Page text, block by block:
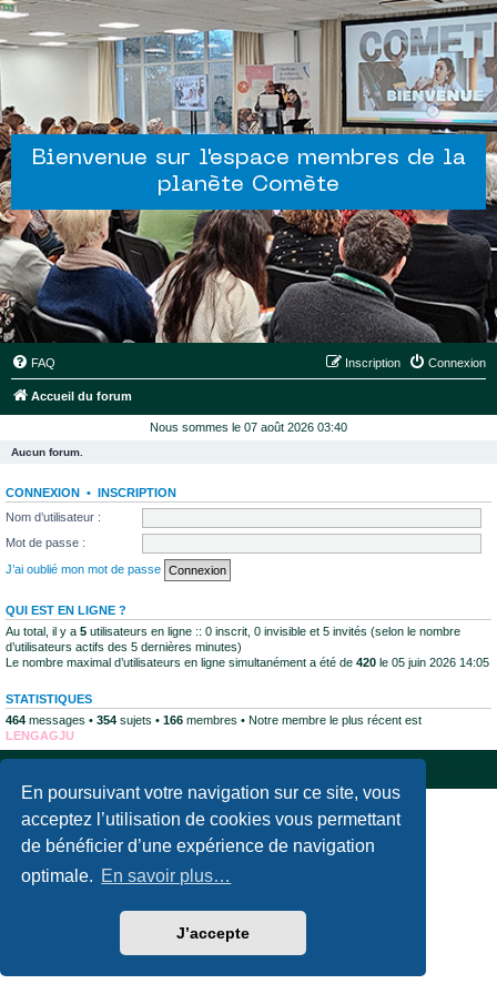
En poursuivant votre navigation sur ce site, vous
acceptez l’utilisation de cookies vous permettant
de bénéficier d’une expérience de navigation
optimale. En savoir plus…
J’accepte
Bienvenue sur l'espace membres de la
planète Comète
FAQ Connexion
Inscription
Accueil du forum
Nous sommes le 07 août 2026 03:40
Aucun forum.
CONNEXION • INSCRIPTION
Nom d’utilisateur :
Mot de passe :
J’ai oublié mon mot de passe
QUI EST EN LIGNE ?
Au total, il y a 5 utilisateurs en ligne :: 0 inscrit, 0 invisible et 5 invités (selon le nombre
d’utilisateurs actifs des 5 dernières minutes)
Le nombre maximal d’utilisateurs en ligne simultanément a été de 420 le 05 juin 2026 14:05
STATISTIQUES
464 messages • 354 sujets • 166 membres • Notre membre le plus récent est
LENGAGJU
Traduction française officielle© Qiaeru
Confidentialité|Conditions